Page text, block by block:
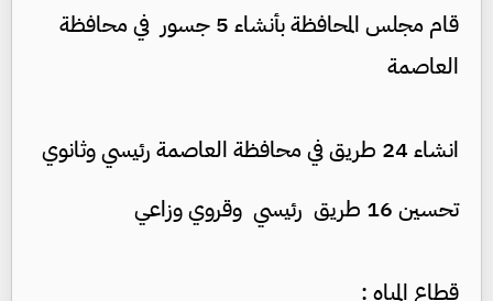
قام مجلس المحافظة بأنشاء 5 جسور في محافظة
العاصمة
انشاء 24 طريق في محافظة العاصمة رئيسي وثانوي
تحسين 16 طريق رئيسي وقروي وزاعي
قطاع المياه :